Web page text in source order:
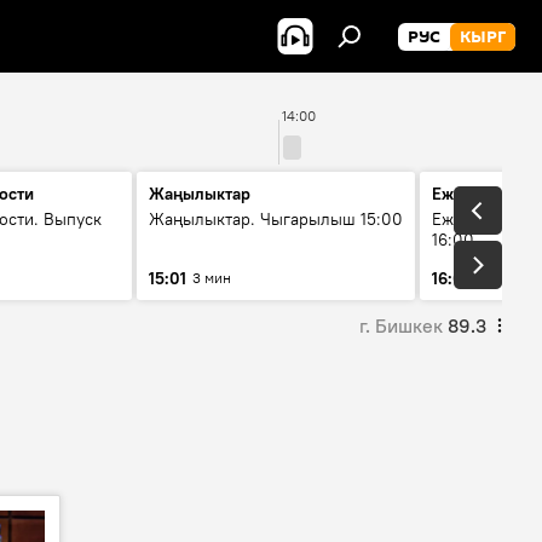
РУС КЫРГ
14:00
Выпуск
Жаңылыктар
Жаңылыктар. Чыгарылыш 15:00
15:01 3 мин
Ежедневные
Ежедневные
16:00
16:01
3 мин
г. Бишкек 89.3